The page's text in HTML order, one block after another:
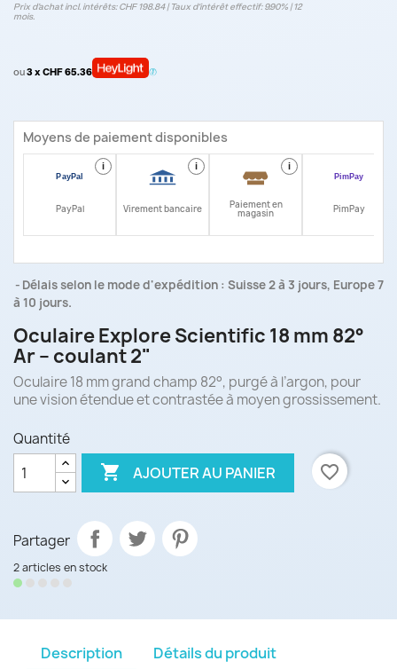
Prix d’achat incl. intérêts: CHF 198.84 | Taux d‘intérêt effectif: 9.90% | 12
mois.
ou3 x CHF 65.36
Moyens de paiement disponibles
i
PayPal
i
Virement bancaire
i
Paiement en
magasin PimPay
Délais selon le mode d'expédition : Suisse 2 à 3 jours, Europe 7
à 10 jours.
Oculaire Explore Scientific 18 mm 82°
Ar – coulant 2"
Oculaire 18 mm grand champ 82°, purgé à l’argon, pour
une vision étendue et contrastée à moyen grossissement.
Quantité
 AJOUTER AU PANIER favorite_border
Partager
2 articles en stock
Description Détails du produit